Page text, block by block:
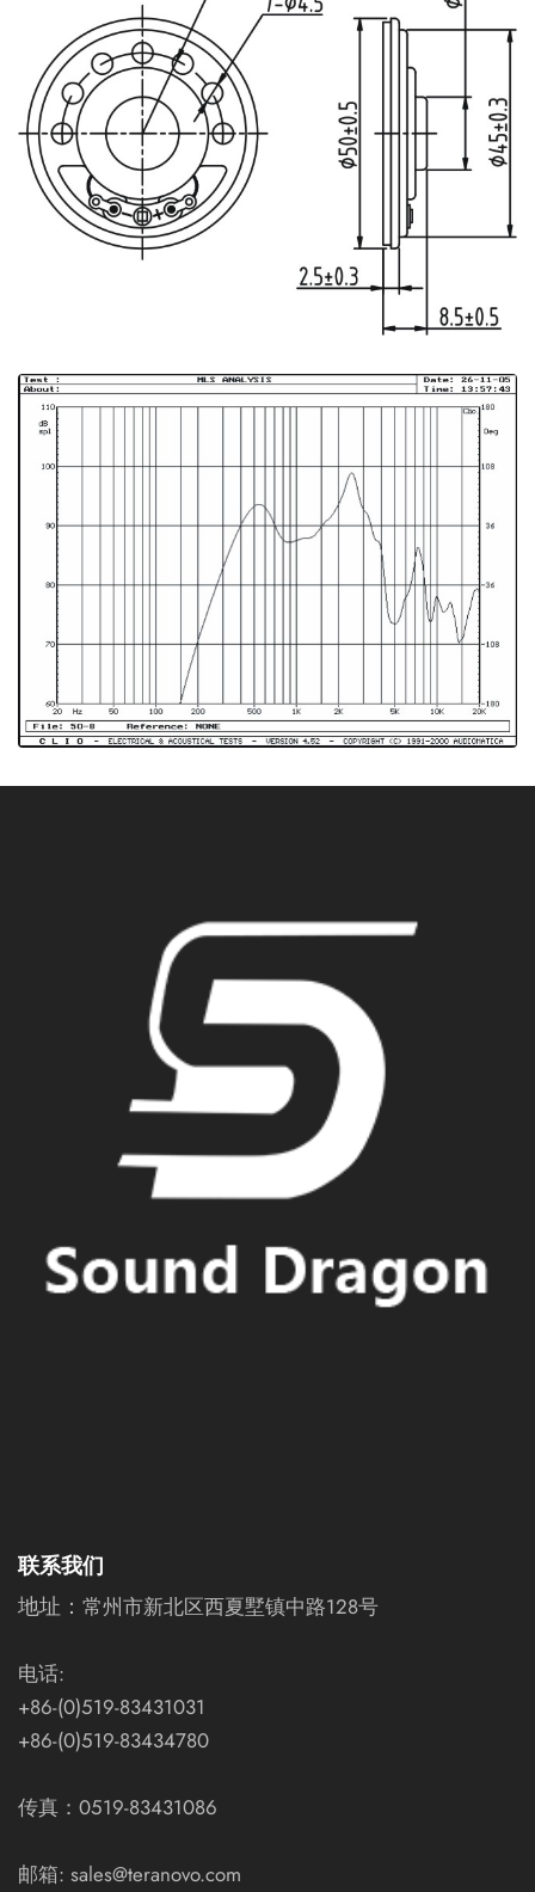
联系我们
地址： 常州市新北区西夏墅镇中路128号
电话:
+86-(0)519-83431031
+86-(0)519-83434780
传真：0519-83431086
邮箱: sales@teranovo.com